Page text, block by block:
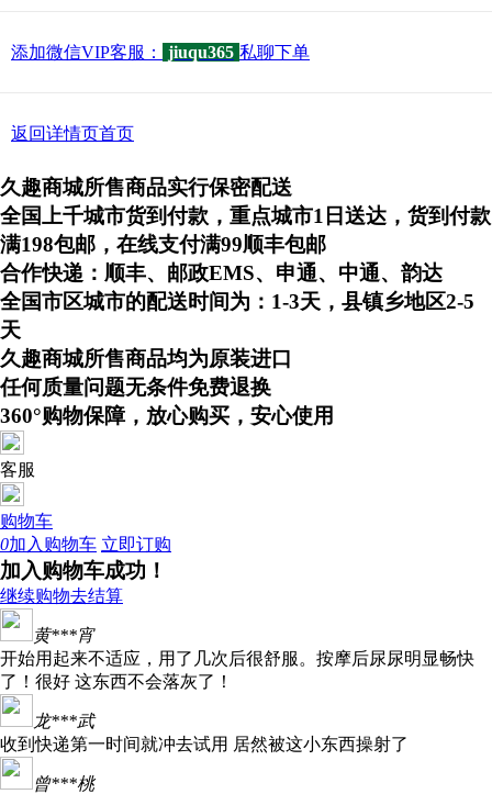
添加微信VIP客服： jiuqu365 私聊下单
返回详情页首页
久趣商城所售商品实行保密配送
全国上千城市货到付款，重点城市1日送达，货到付款
满198包邮，在线支付满99顺丰包邮
合作快递：顺丰、邮政EMS、申通、中通、韵达
全国市区城市的配送时间为：1-3天，县镇乡地区2-5
天
久趣商城所售商品均为原装进口
任何质量问题无条件免费退换
360°购物保障，放心购买，安心使用
客服
购物车
0加入购物车 立即订购
加入购物车成功！
继续购物去结算
黄***宵
开始用起来不适应，用了几次后很舒服。按摩后尿尿明显畅快
了！很好 这东西不会落灰了！
龙***武
收到快递第一时间就冲去试用 居然被这小东西操射了
曾***桃